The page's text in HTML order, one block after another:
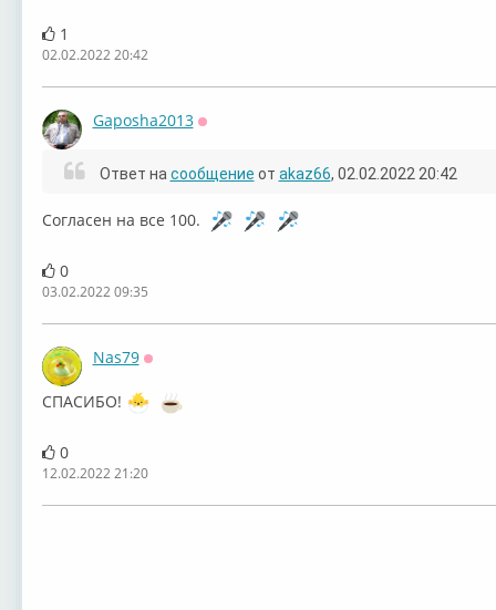
1
02.02.2022 20:42
Gaposha2013
Ответ на сообщение от akaz66, 02.02.2022 20:42
Согласен на все 100.
0
03.02.2022 09:35
Nas79
СПАСИБО!
0
12.02.2022 21:20